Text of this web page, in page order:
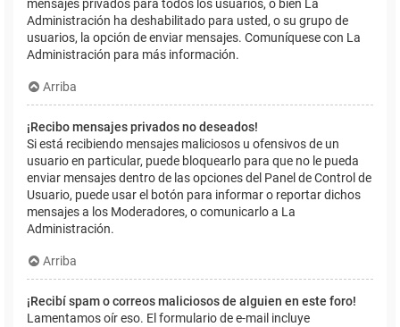
mensajes privados para todos los usuarios, o bien La
Administración ha deshabilitado para usted, o su grupo de
usuarios, la opción de enviar mensajes. Comuníquese con La
Administración para más información.
Arriba
¡Recibo mensajes privados no deseados!
Si está recibiendo mensajes maliciosos u ofensivos de un
usuario en particular, puede bloquearlo para que no le pueda
enviar mensajes dentro de las opciones del Panel de Control de
Usuario, puede usar el botón para informar o reportar dichos
mensajes a los Moderadores, o comunicarlo a La
Administración.
Arriba
¡Recibí spam o correos maliciosos de alguien en este foro!
Lamentamos oír eso. El formulario de e-mail incluye